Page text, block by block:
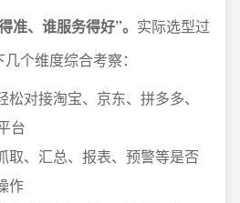
准、谁服务得好”。 实际选型过
个维度综合考察：
对接淘宝、京东、拼多多、
台
取、汇总、报表、预警等是否
作